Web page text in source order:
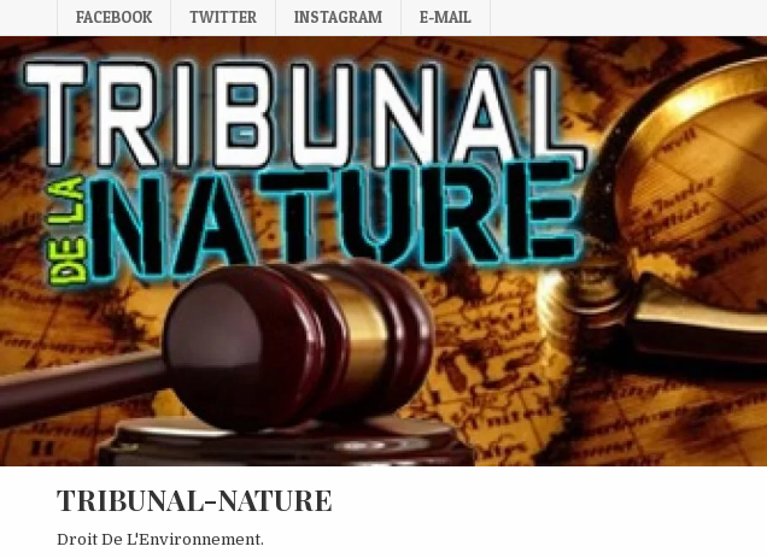
to
content
FACEBOOK TWITTER INSTAGRAM E-MAIL
TRIBUNAL-NATURE
Droit De L'Environnement.